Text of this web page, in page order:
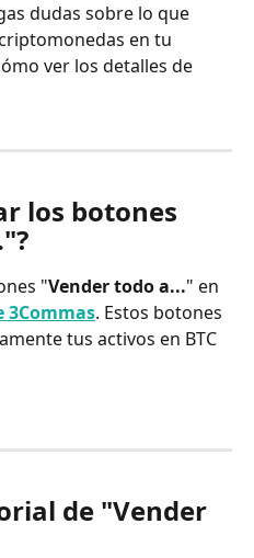
dudas sobre lo que
en tu
ver los detalles de
los botones
"Vender todo a..." en
. Estos botones
tus activos en BTC
de "Vender